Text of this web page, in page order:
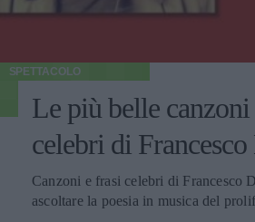
SPETTACOLO
Le più belle canzoni
celebri di
Canzoni e frasi celebri di Francesco
ascoltare la poesia in musica del